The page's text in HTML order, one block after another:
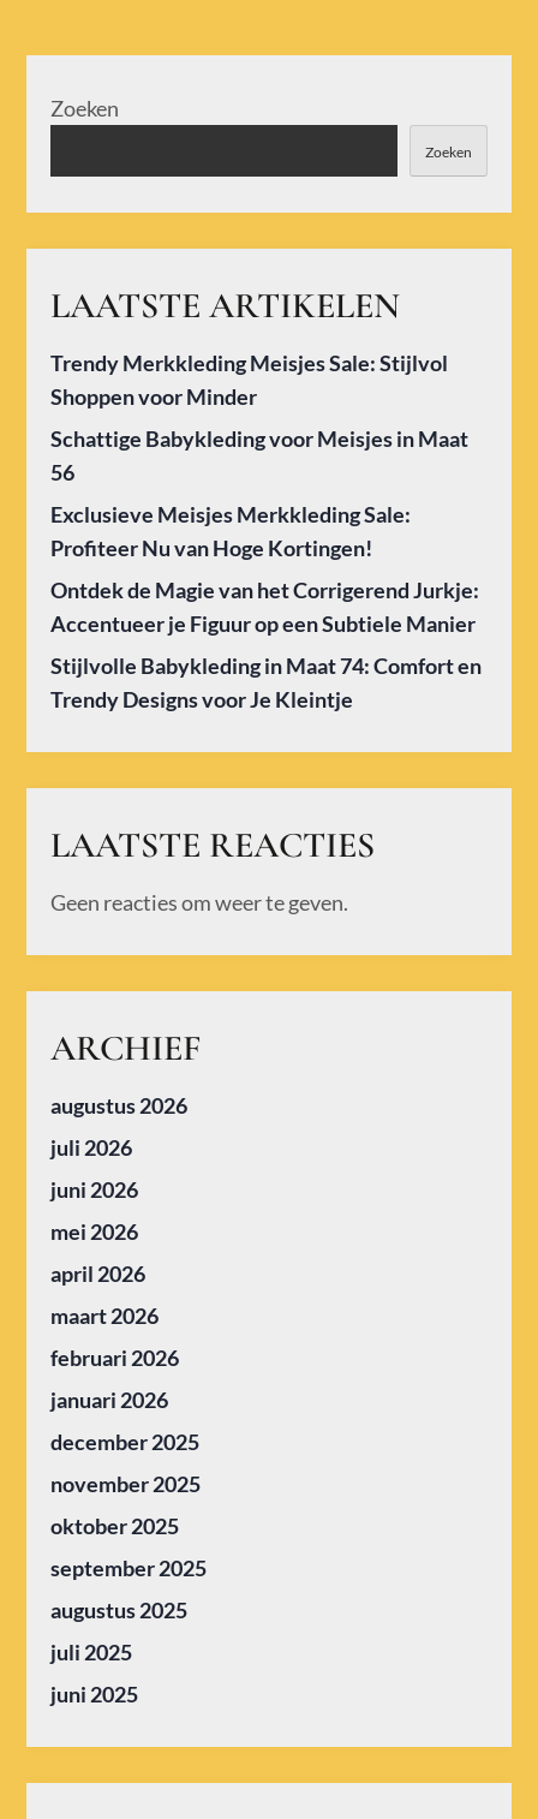
Zoeken
Zoeken
LAATSTE ARTIKELEN
Trendy Merkkleding Meisjes Sale: Stijlvol
Shoppen voor Minder
Schattige Babykleding voor Meisjes in Maat
56
Exclusieve Meisjes Merkkleding Sale:
Profiteer Nu van Hoge Kortingen!
Ontdek de Magie van het Corrigerend Jurkje:
Accentueer je Figuur op een Subtiele Manier
Stijlvolle Babykleding in Maat 74: Comfort en
Trendy Designs voor Je Kleintje
LAATSTE REACTIES
Geen reacties om weer te geven.
ARCHIEF
augustus 2026
juli 2026
juni 2026
mei 2026
april 2026
maart 2026
februari 2026
januari 2026
december 2025
november 2025
oktober 2025
september 2025
augustus 2025
juli 2025
juni 2025